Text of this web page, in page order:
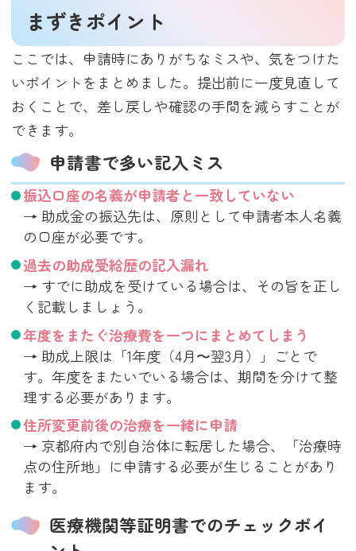
まずきポイント
ここでは、申請時にありがちなミスや、気をつけた
いポイントをまとめました。提出前に一度見直して
おくことで、差し戻しや確認の手間を減らすことが
できます。
申請書で多い記入ミス
振込口座の名義が申請者と一致していない
→ 助成金の振込先は、原則として申請者本人名義
の口座が必要です。
過去の助成受給歴の記入漏れ
→ すでに助成を受けている場合は、その旨を正し
く記載しましょう。
年度をまたぐ治療費を一つにまとめてしまう
→ 助成上限は「1年度（4月〜翌3月）」ごとで
す。年度をまたいでいる場合は、期間を分けて整
理する必要があります。
住所変更前後の治療を一緒に申請
→ 京都府内で別自治体に転居した場合、「治療時
点の住所地」に申請する必要が生じることがあり
ます。
医療機関等証明書でのチェックポイ